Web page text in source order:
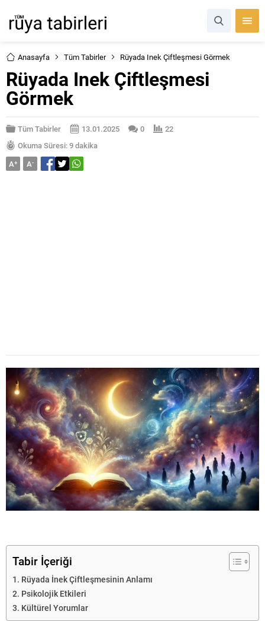
Anasayfa Tüm Tabirler Rüyada Inek Çiftleşmesi Görmek
Rüyada Inek Çiftleşmesi
Görmek
Tüm Tabirler 13.01.2025 0
22
Okuma Süresi: 9 dakika
A+ A-
Tabir İçeriği
Rüyada İnek Çiftleşmesinin Anlamı
Psikolojik Etkileri
Kültürel Yorumlar